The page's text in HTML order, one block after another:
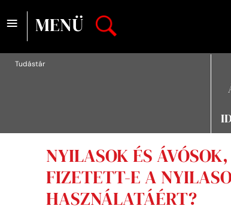
MENÜ
≡
Tudástár
NYILASOK ÉS
FIZETETT-E A
HASZNÁLATÁÉRT?